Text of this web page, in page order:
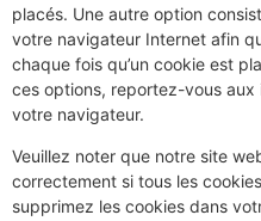
placés. Une autre option
votre navigateur Internet afin
chaque fois qu’un cookie est
ces options, reportez-vous
votre navigateur.
Veuillez noter que notre site
correctement si tous les
supprimez les cookies dans